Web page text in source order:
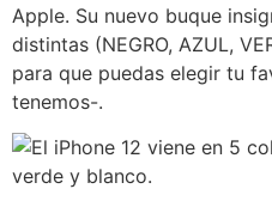
Apple. Su nuevo buque
distintas (NEGRO, AZUL,
para que puedas elegir tu
tenemos-.